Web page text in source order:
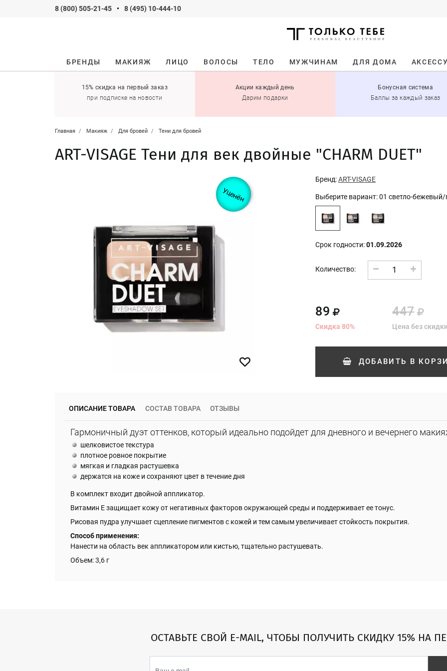
8 (800) 505-21-45 • 8 (495) 10-444-10
БРЕНДЫ МАКИЯЖ ЛИЦО ВОЛОСЫ ТЕЛО МУЖЧИНАМ ДЛЯ ДОМА
15% скидка на первый заказ
при подписке на новости
Акции каждый день
Дарим подарки
Бонусная система
Баллы за каждый заказ
Главная Макияж Для бровей Тени для бровей
ART-VISAGE Тени для век двойные "CHARM DUET"
Уценён
Бренд:ART-VISAGE
Выберите вариант:01 cветло-
Срок годности:01.09.2026
Количество: 1
89
Скидка 80%
447
Цена без скидки
ДОБАВИТЬ В
ОПИСАНИЕ ТОВАРА
Гармоничный дуэт оттенков, который идеально подойдет для дневного и вечернего
шелковистое текстура
плотное ровное покрытие
мягкая и гладкая растушевка
держатся на коже и сохраняют цвет в течение дня
В комплект входит двойной аппликатор.
Витамин Е защищает кожу от негативных факторов окружающей среды и поддерживает ее тонус.
Рисовая пудра улучшает сцепление пигментов с кожей и тем самым увеличивает стойкость покрытия.
Способ применения:
Нанести на область век аппликатором или кистью, тщательно растушевать.
Объем: 3,6 г
СОСТАВ ТОВАРА ОТЗЫВЫ
ОСТАВЬТЕ СВОЙ E-MAIL, ЧТОБЫ ПОЛУЧИТЬ СКИДКУ 15% НА